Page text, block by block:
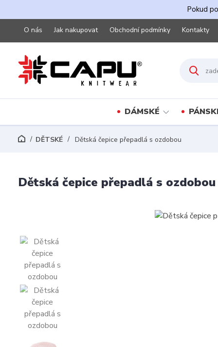
Pokud
O nás Jak nakupovat Obchodní podmínky Kontakty
DÁMSKÉ
DĚTSKÉ Dětská čepice přepadlá s ozdobou
Dětská čepice přepadlá s ozdobou